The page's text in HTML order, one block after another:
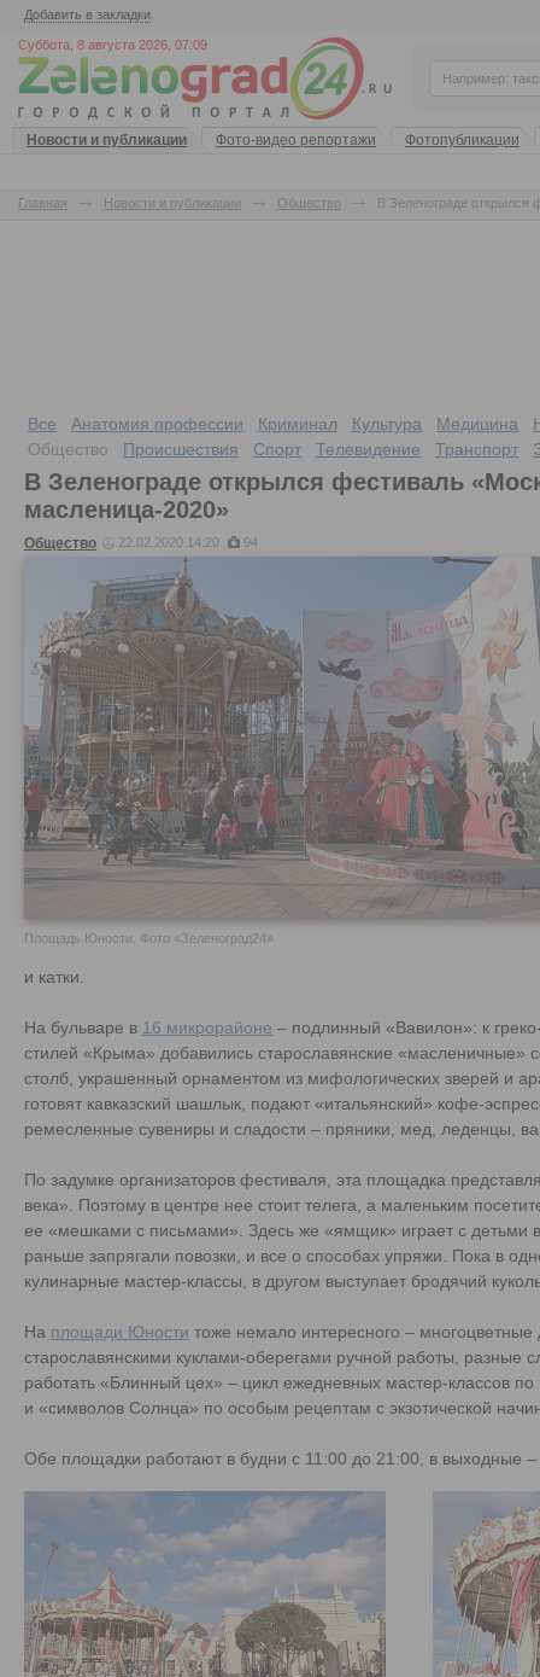
Добавить в закладки
Суббота, 8 августа 2026, 07:09
Новости и публикации Фото-видео репортажи Фотопубликации
Главная Новости и публикации Общество В Зеленограде открылся
Все Анатомия профессии Криминал Культура Медицина
Общество
Происшествия Спорт Телевидение Транспорт
В Зеленограде открылся фестиваль
масленица-2020»
Общество 22.02.2020 14:20 94
Площадь Юности. Фото «Зеленоград24»
и катки.
На бульваре в 16 микрорайоне – подлинный «Вавилон»: к
стилей «Крыма» добавились старославянские «масленичные»
столб, украшенный орнаментом из мифологических зверей и
готовят кавказский шашлык, подают «итальянский» кофе-
ремесленные сувениры и сладости – пряники, мед, леденцы,
По задумке организаторов фестиваля, эта площадка
века». Поэтому в центре нее стоит телега, а маленьким
ее «мешками с письмами». Здесь же «ямщик» играет с детьми в
раньше запрягали повозки, и все о способах упряжи. Пока в
кулинарные мастер-классы, в другом выступает бродячий
На площади Юности тоже немало интересного – многоцветные
старославянскими куклами-оберегами ручной работы, разные
работать «Блинный цех» – цикл ежедневных мастер-классов по
и «символов Солнца» по особым рецептам с экзотической
Обе площадки работают в будни с 11:00 до 21:00, в выходные